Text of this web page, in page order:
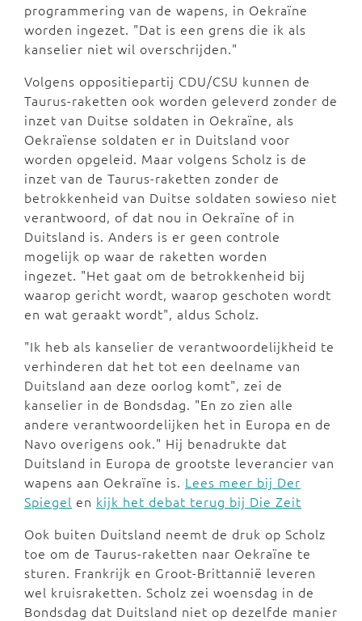
programmering van de wapens, in Oekraïne
worden ingezet. "Dat is een grens die ik als
kanselier niet wil overschrijden."
Volgens oppositiepartij CDU/CSU kunnen de
Taurus-raketten ook worden geleverd zonder de
inzet van Duitse soldaten in Oekraïne, als
Oekraïense soldaten er in Duitsland voor
worden opgeleid. Maar volgens Scholz is de
inzet van de Taurus-raketten zonder de
betrokkenheid van Duitse soldaten sowieso niet
verantwoord, of dat nou in Oekraïne of in
Duitsland is. Anders is er geen controle
mogelijk op waar de raketten worden
ingezet. "Het gaat om de betrokkenheid bij
waarop gericht wordt, waarop geschoten wordt
en wat geraakt wordt", aldus Scholz.
"Ik heb als kanselier de verantwoordelijkheid te
verhinderen dat het tot een deelname van
Duitsland aan deze oorlog komt", zei de
kanselier in de Bondsdag. "En zo zien alle
andere verantwoordelijken het in Europa en de
Navo overigens ook." Hij benadrukte dat
Duitsland in Europa de grootste leverancier van
wapens aan Oekraïne is. Lees meer bij Der
Spiegel en kijk het debat terug bij Die Zeit
Ook buiten Duitsland neemt de druk op Scholz
toe om de Taurus-raketten naar Oekraïne te
sturen. Frankrijk en Groot-Brittannië leveren
wel kruisraketten. Scholz zei woensdag in de
Bondsdag dat Duitsland niet op dezelfde manier